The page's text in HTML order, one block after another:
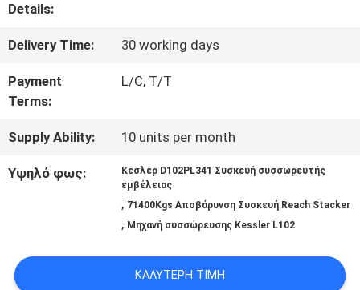
PRIVACY
Details:
Delivery Time: 30 working days
Payment
Terms:
L/C, T/T
Supply Ability: 10 units per month
Υψηλό φως:
Κεσλερ D102PL341 Συσκευή συσσωρευτής
εμβέλειας
, 71400Kgs Αποβάρυνση Συσκευή Reach Stacker
, Μηχανή συσσώρευσης Kessler L102
ΚΑΛΎΤΕΡΗ ΤΙΜΉ